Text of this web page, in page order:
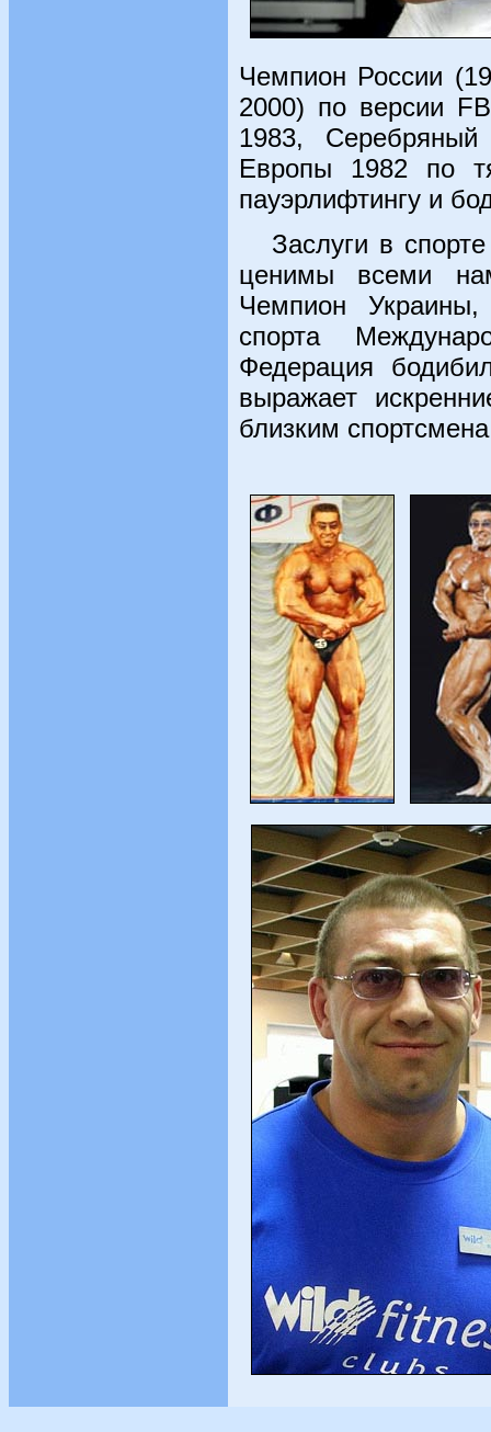
Чемпион России
2000) по версии
1983,
Европы 1982 по
пауэрлифтингу и
Заслуги в
ценимы всеми
Чемпион
спорта
Федерация
выражает
близким